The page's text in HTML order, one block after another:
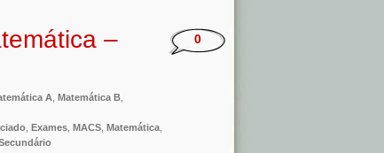
–
A Matemática B
Exames MACS Matemática
0